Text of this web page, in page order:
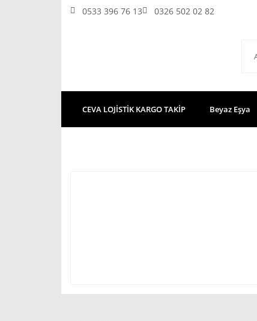
0533 396 76 13 0326 502 02 82
CEVA LOJİSTİK KARGO TAKİP Beyaz Eşya